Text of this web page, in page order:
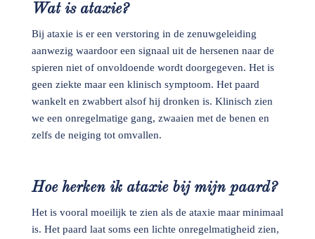
Wat is ataxie?
Bij ataxie is er een verstoring in de zenuwgeleiding
aanwezig waardoor een signaal uit de hersenen naar de
spieren niet of onvoldoende wordt doorgegeven. Het is
geen ziekte maar een klinisch symptoom. Het paard
wankelt en zwabbert alsof hij dronken is. Klinisch zien
we een onregelmatige gang, zwaaien met de benen en
zelfs de neiging tot omvallen.
Hoe herken ik ataxie bij mijn paard?
Het is vooral moeilijk te zien als de ataxie maar minimaal
is. Het paard laat soms een lichte onregelmatigheid zien,